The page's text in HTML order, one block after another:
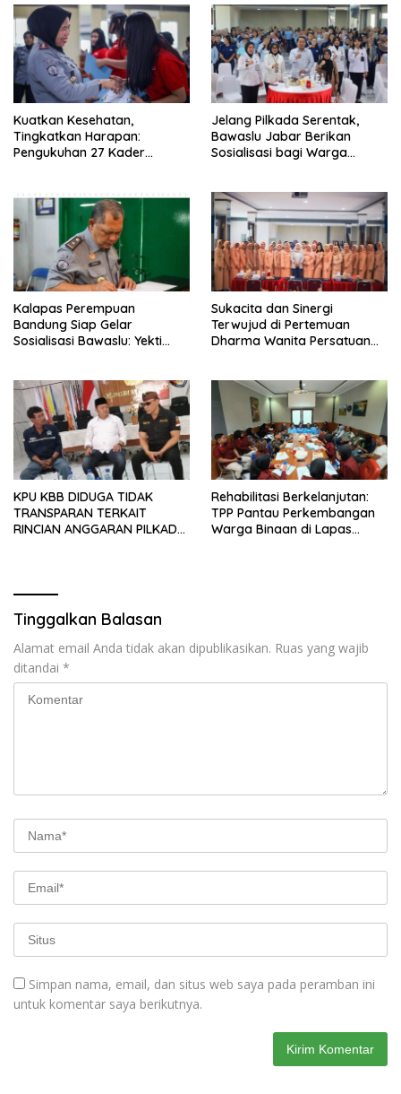
Kuatkan Kesehatan,
Tingkatkan Harapan:
Pengukuhan 27 Kader
Bandung
Jelang Pilkada Serentak,
Bawaslu Jabar Berikan
Sosialisasi bagi Warga
Kalapas Perempuan
Bandung Siap Gelar
Sosialisasi Bawaslu: Yekti
Sukacita dan Sinergi
Terwujud di Pertemuan
Dharma Wanita Persatuan
KPU KBB DIDUGA TIDAK
TRANSPARAN TERKAIT
RINCIAN ANGGARAN PILKADA
Rehabilitasi Berkelanjutan:
TPP Pantau Perkembangan
Warga Binaan di Lapas
Tinggalkan Balasan
Alamat email Anda tidak akan dipublikasikan. Ruas yang wajib
ditandai *
Simpan nama, email, dan situs web saya pada peramban ini
untuk komentar saya berikutnya.